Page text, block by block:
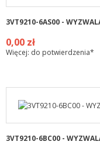
3VT9210-6AS00 -
0,00 zł
Więcej: do potwierdzenia*
3VT9210-6BC00 -